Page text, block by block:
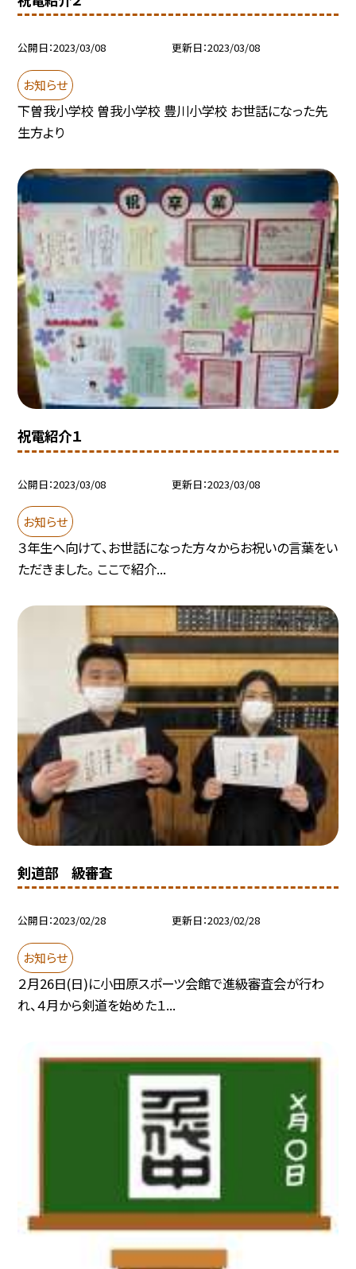
公開日 2023/03/08 更新日 2023/03/08
お知らせ
下曽我小学校 曽我小学校 豊川小学校 お世話になった先
生方より
祝電紹介１
公開日 2023/03/08 更新日 2023/03/08
お知らせ
３年生へ向けて、お世話になった方々からお祝いの言葉をい
ただきました。 ここで紹介...
剣道部 級審査
公開日 2023/02/28 更新日 2023/02/28
お知らせ
２月26日(日)に小田原スポーツ会館で進級審査会が行わ
れ、４月から剣道を始めた１...